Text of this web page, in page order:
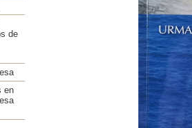
de
en